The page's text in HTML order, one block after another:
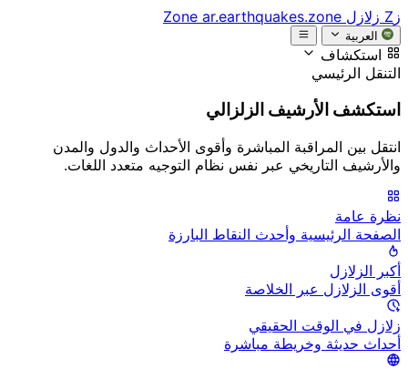
زZ زلازل Zone ar.earthquakes.zone
العربية
استكشاف
التنقل الرئيسي
استكشف الأرشيف الزلزالي
انتقل بين المراقبة المباشرة وأقوى الأحداث والدول والمدن
والأرشيف التاريخي عبر نفس نظام التوجيه متعدد اللغات.
نظرة عامة
الصفحة الرئيسية وأحدث النقاط البارزة
أكبر الزلازل
أقوى الزلازل عبر الخلاصة
زلازل في الوقت الحقيقي
أحداث حديثة وخريطة مباشرة